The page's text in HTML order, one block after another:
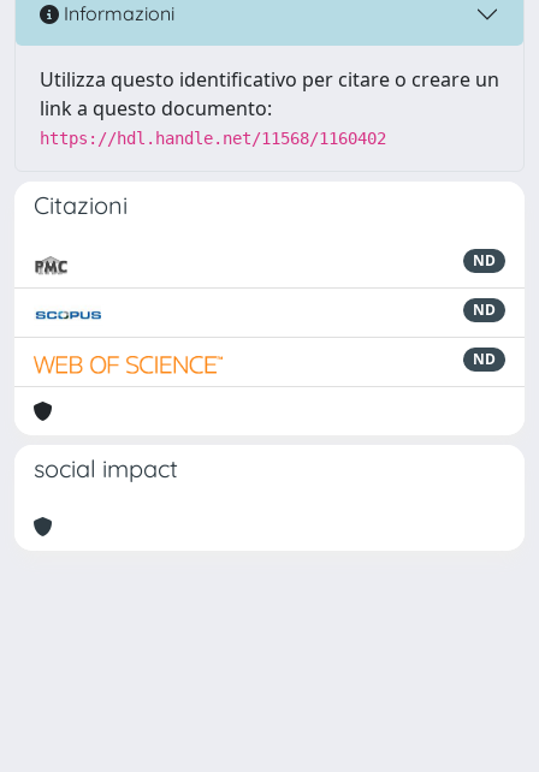
Informazioni
Utilizza questo identificativo per citare o creare un
link a questo documento:
https://hdl.handle.net/11568/1160402
Citazioni
ND
ND
ND
social impact